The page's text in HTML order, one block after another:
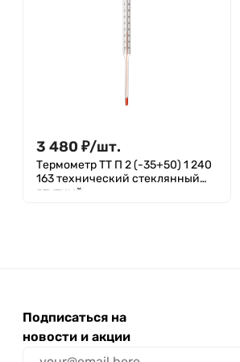
3 480 ₽/шт.
Термометр ТТ П 2 (-35+50) 1 240
163 технический стеклянный
ртутный
Подписаться на
новости и акции